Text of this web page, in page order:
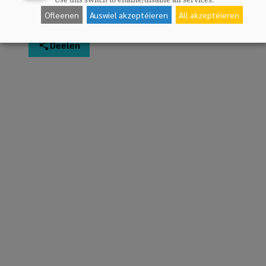
Deelen
Ofleenen Auswiel akzeptéieren All akzeptéieren